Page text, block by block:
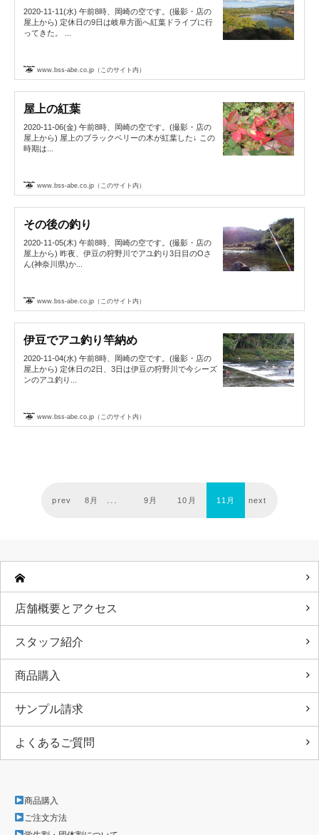
2020-11-11(水) 午前8時、岡崎の空です。(撮影・店の
屋上から) 定休日の9日は岐阜方面へ紅葉ドライブに行
ってきた。 ...
www.bss-abe.co.jp（このサイト内）
屋上の紅葉
2020-11-06(金) 午前8時、岡崎の空です。(撮影・店の
屋上から) 屋上のブラックベリーの木が紅葉した↓ この
時期は...
www.bss-abe.co.jp（このサイト内）
その後の釣り
2020-11-05(木) 午前8時、岡崎の空です。(撮影・店の
屋上から) 昨夜、伊豆の狩野川でアユ釣り3日目のOさ
ん(神奈川県)か...
www.bss-abe.co.jp（このサイト内）
伊豆でアユ釣り竿納め
2020-11-04(水) 午前8時、岡崎の空です。(撮影・店の
屋上から) 定休日の2日、3日は伊豆の狩野川で今シーズ
ンのアユ釣り...
www.bss-abe.co.jp（このサイト内）
prev 8月 9月 10月 11月 next
店舗概要とアクセス
スタッフ紹介
商品購入
サンプル請求
よくあるご質問
商品購入
ご注文方法